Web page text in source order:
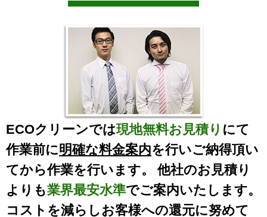
ECOクリーンでは現地無料お見積り にて
作業前に明確な料金案内を行いご納得頂い
てから作業を行います。 他社のお見積り
よりも業界最安水準でご案内いたします。
コストを減らしお客様への還元に努めて